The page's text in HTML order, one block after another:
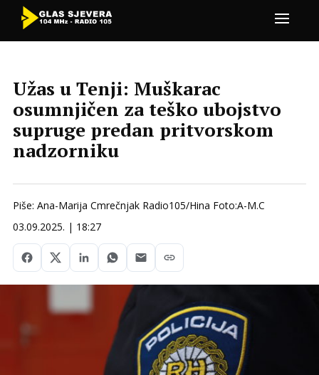
Užas u Tenji: Muškarac
osumnjičen za teško ubojstvo
supruge predan pritvorskom
nadzorniku
Piše: Ana-Marija Cmrečnjak Radio105/Hina Foto:A-M.C
03.09.2025. | 18:27